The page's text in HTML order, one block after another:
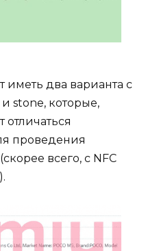
иметь два варианта с
stone, которые,
проведения
всего, с NFC